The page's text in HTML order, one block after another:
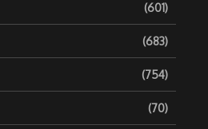
(601)
(683)
(754)
(70)